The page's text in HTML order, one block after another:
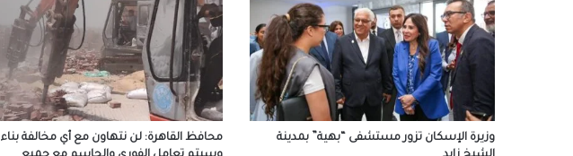
وزيرة الإسكان تزور مستشفى “بهية” بمدينة
محافظ القاهرة: لن نتهاون مع أي مخالفة بناء